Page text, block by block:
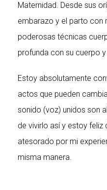
Maternidad. Desde sus
embarazo y el parto con
poderosas técnicas
profunda con su cuerpo
Estoy absolutamente
actos que pueden
sonido (voz) unidos son
de vivirlo así y estoy
atesorado por mi
misma manera.